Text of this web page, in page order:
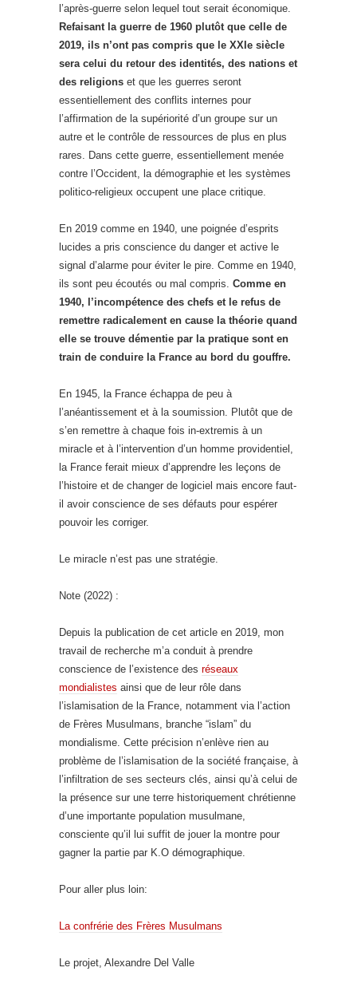
l’après-guerre selon lequel tout serait économique.
Refaisant la guerre de 1960 plutôt que celle de
2019, ils n’ont pas compris que le XXIe siècle
sera celui du retour des identités, des nations et
des religions et que les guerres seront
essentiellement des conflits internes pour
l’affirmation de la supériorité d’un groupe sur un
autre et le contrôle de ressources de plus en plus
rares. Dans cette guerre, essentiellement menée
contre l’Occident, la démographie et les systèmes
politico-religieux occupent une place critique.
En 2019 comme en 1940, une poignée d’esprits
lucides a pris conscience du danger et active le
signal d’alarme pour éviter le pire. Comme en 1940,
ils sont peu écoutés ou mal compris. Comme en
1940, l’incompétence des chefs et le refus de
remettre radicalement en cause la théorie quand
elle se trouve démentie par la pratique sont en
train de conduire la France au bord du gouffre.
En 1945, la France échappa de peu à
l’anéantissement et à la soumission. Plutôt que de
s’en remettre à chaque fois in-extremis à un
miracle et à l’intervention d’un homme providentiel,
la France ferait mieux d’apprendre les leçons de
l’histoire et de changer de logiciel mais encore faut-
il avoir conscience de ses défauts pour espérer
pouvoir les corriger.
Le miracle n’est pas une stratégie.
Note (2022) :
Depuis la publication de cet article en 2019, mon
travail de recherche m’a conduit à prendre
conscience de l’existence des réseaux
mondialistes ainsi que de leur rôle dans
l’islamisation de la France, notamment via l’action
de Frères Musulmans, branche “islam” du
mondialisme. Cette précision n’enlève rien au
problème de l’islamisation de la société française, à
l’infiltration de ses secteurs clés, ainsi qu’à celui de
la présence sur une terre historiquement chrétienne
d’une importante population musulmane,
consciente qu’il lui suffit de jouer la montre pour
gagner la partie par K.O démographique.
Pour aller plus loin:
La confrérie des Frères Musulmans
Le projet, Alexandre Del Valle